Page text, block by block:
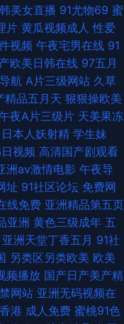
亚洲欧美 手机1024黄色视
美 青草资源站 97日韩婷婷
91网站永久入口 福利在线
美女理论欧美 日韩精品第
草 黄色国产专区在线 国产
avv 国产精品宾馆精品酒店
频福利91三级国产 欧美综
看免费视频
美女直播 91尤物69 蜜
片 黄瓜视频成人 性爱
视频 午夜宅男在线 91
欧美日韩在线 97五月
航 A片三级网站 久草
精品五月天 狠狠操欧美
夜A片三级片 天美果冻
日本人妖射精 学生妹
视频 高清国产剧观看
洲av激情电影 午夜导
址 91社区论坛 免费网
线免费 亚洲精品第五页
亚洲 黄色三级成年 五
亚洲天堂丁香五月 91社
另类区另类欧美 欧美
频播放 国产日产美产精
网站 亚洲无码视频在
港 成人免费 蜜桃91色